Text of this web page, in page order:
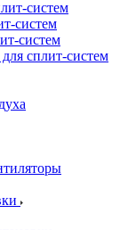
систем
систем
систем
сплит-систем